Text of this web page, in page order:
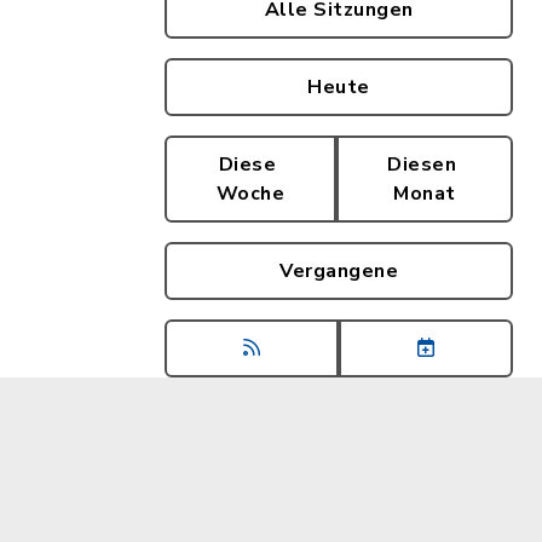
Alle Sitzungen
Heute
Diese
Woche
Diesen
Monat
Vergangene